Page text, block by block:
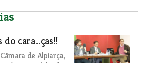
cara...ças!!
de Alpiarça,